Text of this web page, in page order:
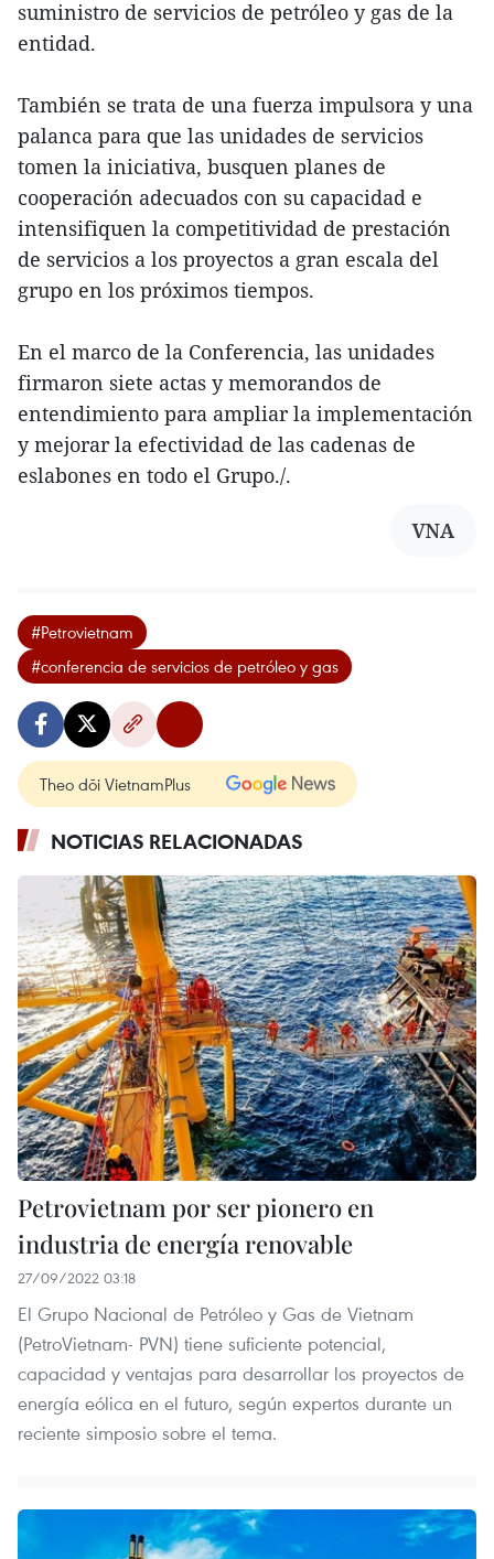
suministro de servicios de petróleo y gas de la
entidad.
También se trata de una fuerza impulsora y una
palanca para que las unidades de servicios
tomen la iniciativa, busquen planes de
cooperación adecuados con su capacidad e
intensifiquen la competitividad de prestación
de servicios a los proyectos a gran escala del
grupo en los próximos tiempos.
En el marco de la Conferencia, las unidades
firmaron siete actas y memorandos de
entendimiento para ampliar la implementación
y mejorar la efectividad de las cadenas de
eslabones en todo el Grupo./.
VNA
#Petrovietnam
#conferencia de servicios de petróleo y gas
Theo dõi VietnamPlus
NOTICIAS RELACIONADAS
Petrovietnam por ser pionero en
industria de energía renovable
27/09/2022 03:18
El Grupo Nacional de Petróleo y Gas de Vietnam
(PetroVietnam- PVN) tiene suficiente potencial,
capacidad y ventajas para desarrollar los proyectos de
energía eólica en el futuro, según expertos durante un
reciente simposio sobre el tema.